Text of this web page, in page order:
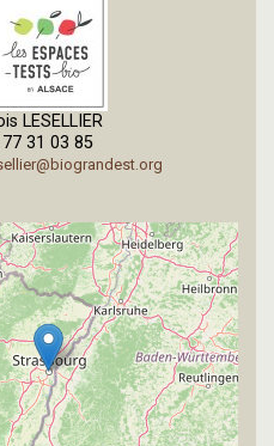
LESELLIER
31 03 85